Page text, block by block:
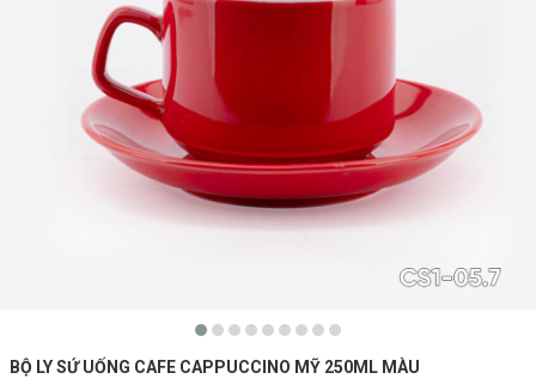
BỘ LY SỨ UỐNG CAFE CAPPUCCINO MỸ 250ML MÀU